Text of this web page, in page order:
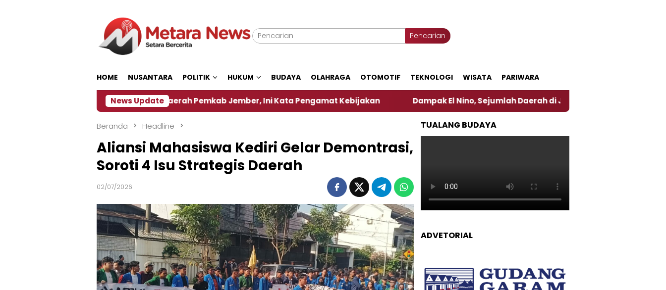
Pencarian
HOME NUSANTARA POLITIK HUKUM BUDAYA OLAHRAGA OTOMOTIF TEKNOLOGI WISATA PARIWARA
News Update
‎Soal Rencana Pinjaman Daerah Pemkab Jember, Ini Kata Pengamat Kebijakan ‎ Dampak El Nino, Sejumlah Daerah di Jember Alami Krisi Air
Beranda Headline
Aliansi Mahasiswa Kediri Gelar Demontrasi,
Soroti 4 Isu Strategis Daerah
02/07/2026
TUALANG BUDAYA
ADVETORIAL